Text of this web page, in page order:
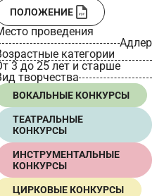
ПОЛОЖЕНИЕ
проведения
Адлер
категории
3 до 25 лет и старше
творчества
ВОКАЛЬНЫЕ КОНКУРСЫ
ТЕАТРАЛЬНЫЕ
КОНКУРСЫ
ИНСТРУМЕНТАЛЬНЫЕ
КОНКУРСЫ
ЦИРКОВЫЕ КОНКУРСЫ